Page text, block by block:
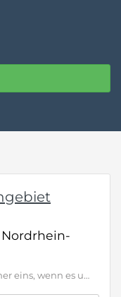
Wir sind der Ansprechpartner Nummer eins, wenn es um Bundes- und Landesstraßen oder Rad(schnell)wege im bevölkerungsreichsten Bundesland geht. Wir sind Straßen.NRW. Ein zentraler, moderner Mobilitätsdienstleister, der jedoch im ganzen Land - vor Ort - zu finden ist. Wir können bereits auf 20 erfolgreiche Jahre zurückschauen, haben aber vor allem die mobile Zukunft im Blick: digital, flexibel . klicken sie bewerben, für die volle Stellenbeschreibung